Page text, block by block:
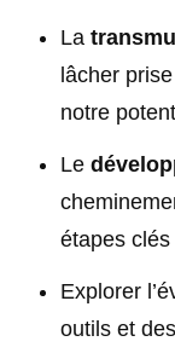
La
lâcher
notre
Le
étapes
Explorer
outils et